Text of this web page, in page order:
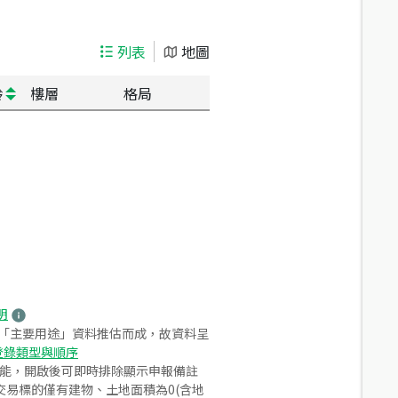
列表
地圖
樓層 格局
主要用途」資料推估而成，故資料呈
類型與順序
，開啟後可即時排除顯示申報備註
標的僅有建物、土地面積為0(含地